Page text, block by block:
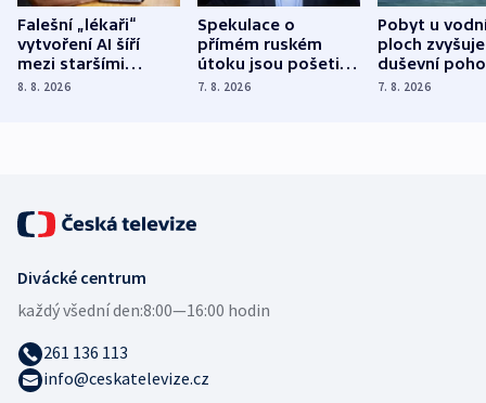
Falešní „lékaři“
vytvoření AI šíří
mezi staršími
Poláky nebezpečné
8. 8. 2026
Spekulace o
přímém ruském
útoku jsou pošetilé,
míní estonský
7. 8. 2026
Pobyt u
ploch zvyšuje
duševní
ukázala
7. 8. 2026
Divácké centrum
každý všední den:8:00—16:00 hodin
261 136 113
info@ceskatelevize.cz